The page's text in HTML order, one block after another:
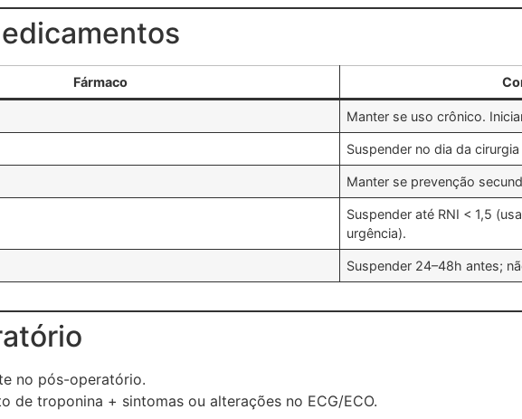
Fármaco
Manter se uso crônico.
Suspender no dia da
Manter se prevenção
Suspender até RNI < 1,5
urgência).
Suspender 24–48h antes;
no pós-operatório.
de troponina + sintomas ou alterações no ECG/ECO.